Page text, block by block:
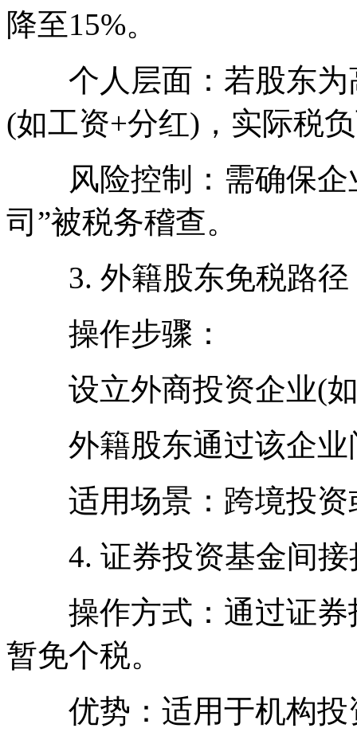
降至15%。
个人层面：若股东为
(如工资+分红)，实际税
风险控制：需确保企
司”被税务稽查。
3. 外籍股东免税路径
操作步骤：
设立外商投资企业(如
外籍股东通过该企业
适用场景：跨境投资
4. 证券投资基金间接
操作方式：通过证券
暂免个税。
优势：适用于机构投